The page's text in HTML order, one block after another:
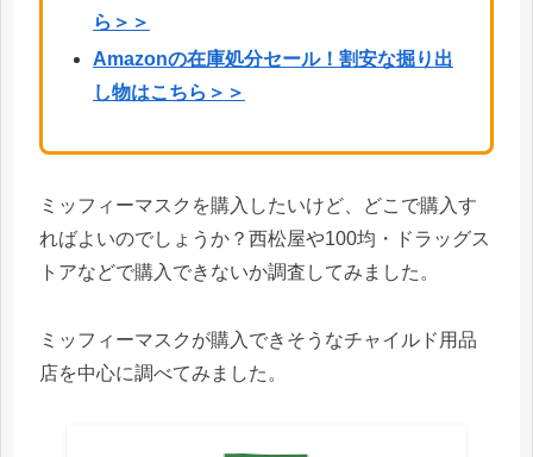
ら＞＞
Amazonの在庫処分セール！割安な掘り出
し物はこちら＞＞
ミッフィーマスクを購入したいけど、どこで購入す
ればよいのでしょうか？西松屋や100均・ドラッグス
トアなどで購入できないか調査してみました。
ミッフィーマスクが購入できそうなチャイルド用品
店を中心に調べてみました。